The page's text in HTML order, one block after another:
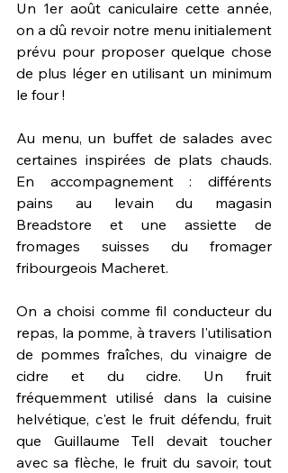
Un 1er août caniculaire cette année,
on a dû revoir notre menu initialement
prévu pour proposer quelque chose
de plus léger en utilisant un minimum
le four !
Au menu, un buffet de salades avec
certaines inspirées de plats chauds.
En accompagnement : différents
pains au levain du magasin
Breadstore et une assiette de
fromages suisses du fromager
fribourgeois Macheret.
On a choisi comme fil conducteur du
repas, la pomme, à travers l'utilisation
de pommes fraîches, du vinaigre de
cidre et du cidre. Un fruit
fréquemment utilisé dans la cuisine
helvétique, c'est le fruit défendu, fruit
que Guillaume Tell devait toucher
avec sa flèche, le fruit du savoir, tout